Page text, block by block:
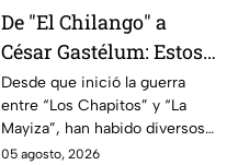
De "El Chilango" a
César Gastélum: Estos
son los 10 influencers
asesinados por la
guerra entre "Los
Desde que inició la guerra
entre “Los Chapitos” y “La
Mayiza”, han habido diversos
asesinatos, entre ellos los de
05 agosto, 2026